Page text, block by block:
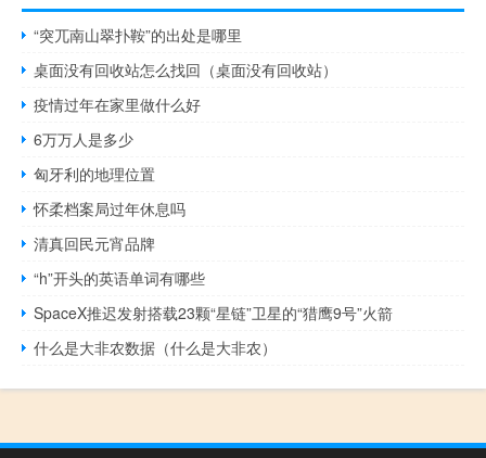
“突兀南山翠扑鞍”的出处是哪里
桌面没有回收站怎么找回（桌面没有回收站）
疫情过年在家里做什么好
6万万人是多少
匈牙利的地理位置
怀柔档案局过年休息吗
清真回民元宵品牌
“h”开头的英语单词有哪些
SpaceX推迟发射搭载23颗“星链”卫星的“猎鹰9号”火箭
什么是大非农数据（什么是大非农）